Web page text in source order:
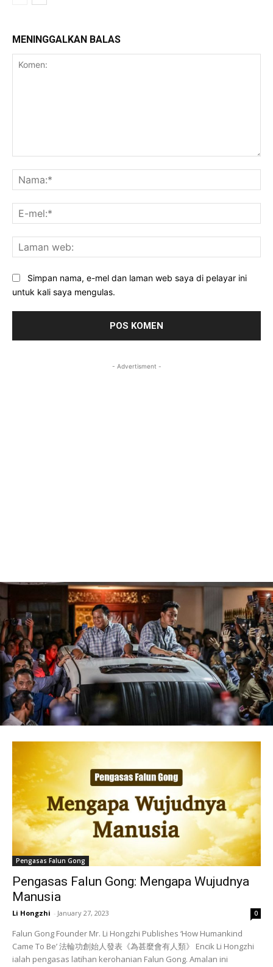
MENINGGALKAN BALAS
Simpan nama, e-mel dan laman web saya di pelayar ini
untuk kali saya mengulas.
- Advertisment -
Pengasas Falun Gong
Pengasas Falun Gong: Mengapa Wujudnya
Manusia
Li Hongzhi - January 27, 2023 0
Falun Gong Founder Mr. Li Hongzhi Publishes ‘How Humankind
Came To Be’ 法輪功創始人發表《為甚麼會有人類》 Encik Li Hongzhi
ialah pengasas latihan kerohanian Falun Gong. Amalan ini